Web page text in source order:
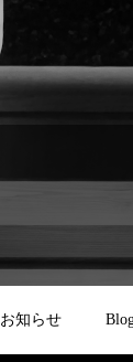
お知らせ